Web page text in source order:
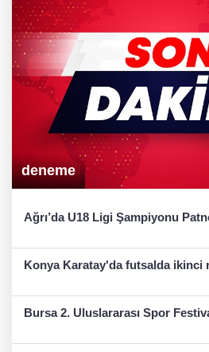
deneme
Ağrı’da U18 Ligi Şampiyonu
Konya Karatay'da futsalda ikinci
Bursa 2. Uluslararası Spor